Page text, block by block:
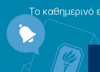
Το καθημερɩνό